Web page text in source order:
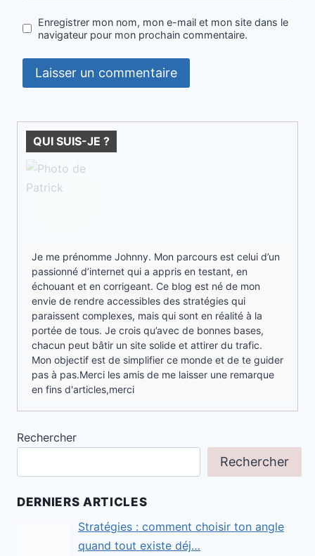
Enregistrer mon nom, mon e-mail et mon site dans le
navigateur pour mon prochain commentaire.
QUI SUIS-JE ?
Je me prénomme Johnny. Mon parcours est celui d’un
passionné d’internet qui a appris en testant, en
échouant et en corrigeant. Ce blog est né de mon
envie de rendre accessibles des stratégies qui
paraissent complexes, mais qui sont en réalité à la
portée de tous. Je crois qu’avec de bonnes bases,
chacun peut bâtir un site solide et attirer du trafic.
Mon objectif est de simplifier ce monde et de te guider
pas à pas.Merci les amis de me laisser une remarque
en fins d'articles,merci
Rechercher
Rechercher
DERNIERS ARTICLES
Stratégies : comment choisir ton angle
quand tout existe déj…